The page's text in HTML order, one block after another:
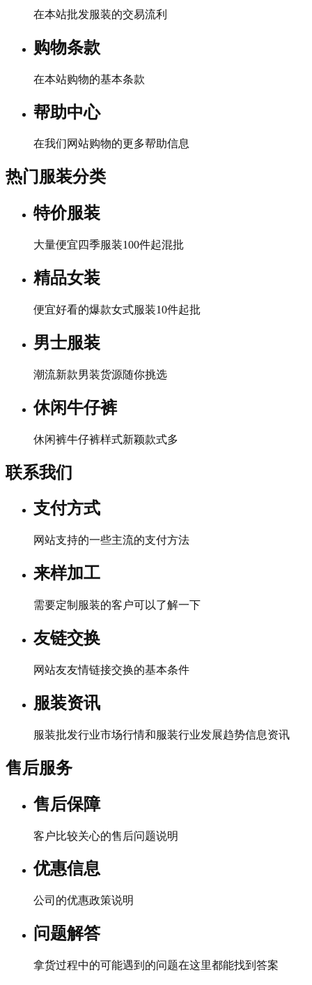
在本站批发服装的交易流利
购物条款
在本站购物的基本条款
帮助中心
在我们网站购物的更多帮助信息
热门服装分类
特价服装
大量便宜四季服装100件起混批
精品女装
便宜好看的爆款女式服装10件起批
男士服装
潮流新款男装货源随你挑选
休闲牛仔裤
休闲裤牛仔裤样式新颖款式多
联系我们
支付方式
网站支持的一些主流的支付方法
来样加工
需要定制服装的客户可以了解一下
友链交换
网站友友情链接交换的基本条件
服装资讯
服装批发行业市场行情和服装行业发展趋势信息资讯
售后服务
售后保障
客户比较关心的售后问题说明
优惠信息
公司的优惠政策说明
问题解答
拿货过程中的可能遇到的问题在这里都能找到答案